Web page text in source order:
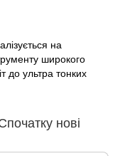
на
широкого
до ультра тонких
нові